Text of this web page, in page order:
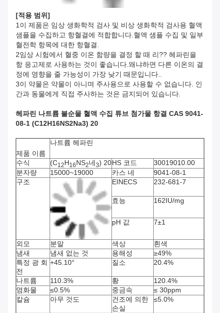
[적용 범위]
1이 제품은 임상 생화학적 검사 및 비상 생화학적 검사용 혈액
샘플을 수집하고 항혈결에 적합합니다.혈액 샘플 수집 및 일부
혈전학 항목에 대한 항혈결.
2임상 시험에서 혈중 이온 함량을 결정 할 때 리?? 헤파린을
항 응고제로 사용하는 것이 좋습니다.왜냐하면 다른 이온의 결
정에 영향을 줄 가능성이 가장 낮기 때문입니다..
3이 약물은 약물이 아니며 주사용으로 사용할 수 없습니다. 인
간과 동물에게 직접 주사하는 것은 금지되어 있습니다.
헤파린 나트륨 불순물 혈액 수집 튜브 첨가물 항결 CAS 9041-
08-1 (C12H16NS2Na3) 20
제품 이름
나트륨 헤파린
수식 (C12H16NS2네3) 20HS 코드
30019010.00
분자량
15000~19000 카스 네
9041-08-1
구조
EINECS 232-681-7
효능 162IU/mg
pH 값 7±1
외모 분말 색상
흰색
냄새
냄새 없는 것 용해성
≥49%
특정 광 회
전
+45.10° 질소 20.4%
나트륨 110.3% 황
120.4%
염화물
≤0.5% 중금속
≤ 30ppm
칼슘
아무 것도
건조에 의한
손실
≤5.0%